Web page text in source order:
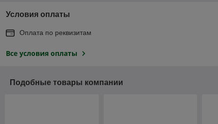
Условия оплаты
Оплата по реквизитам
Все условия оплаты
Подобные товары компании